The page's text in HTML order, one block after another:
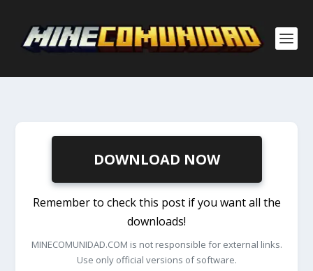
DOWNLOAD NOW
Remember to check this post if you want all the
downloads!
MINECOMUNIDAD.COM is not responsible for external links.
Use only official versions of software.